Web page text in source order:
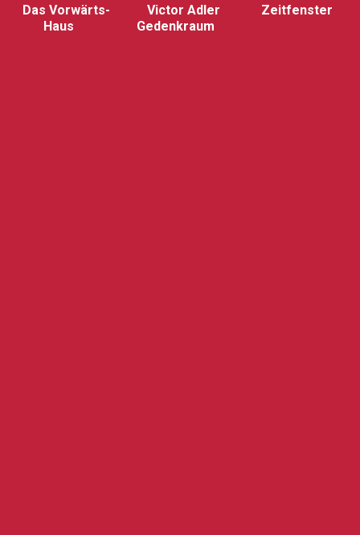
Das Vorwärts-
Haus
Victor Adler
Gedenkraum
Zeitfenster